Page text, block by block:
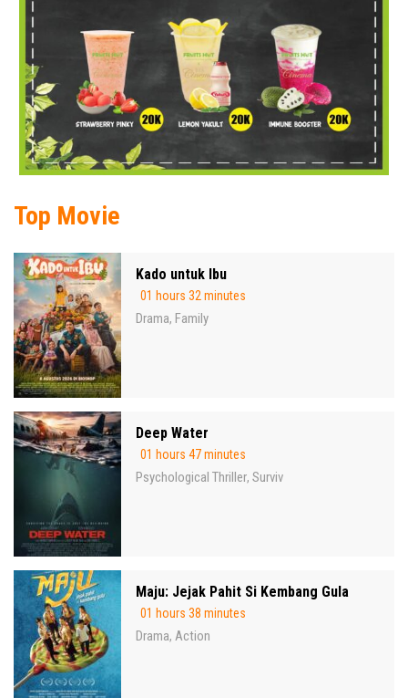
Top Movie
Kado untuk Ibu
01 hours 32 minutes
Drama, Family
Deep Water
01 hours 47 minutes
Psychological Thriller, Surviv
Maju: Jejak Pahit Si Kembang Gula
01 hours 38 minutes
Drama, Action